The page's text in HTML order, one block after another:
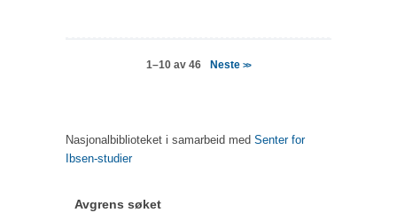
1–10 av 46 Neste>>
Nasjonalbiblioteket i samarbeid med Senter for
Ibsen-studier
Avgrens søket